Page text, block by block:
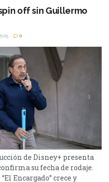
off sin Guillermo
0
de Disney+ presenta
su fecha de rodaje.
Encargado” crece y